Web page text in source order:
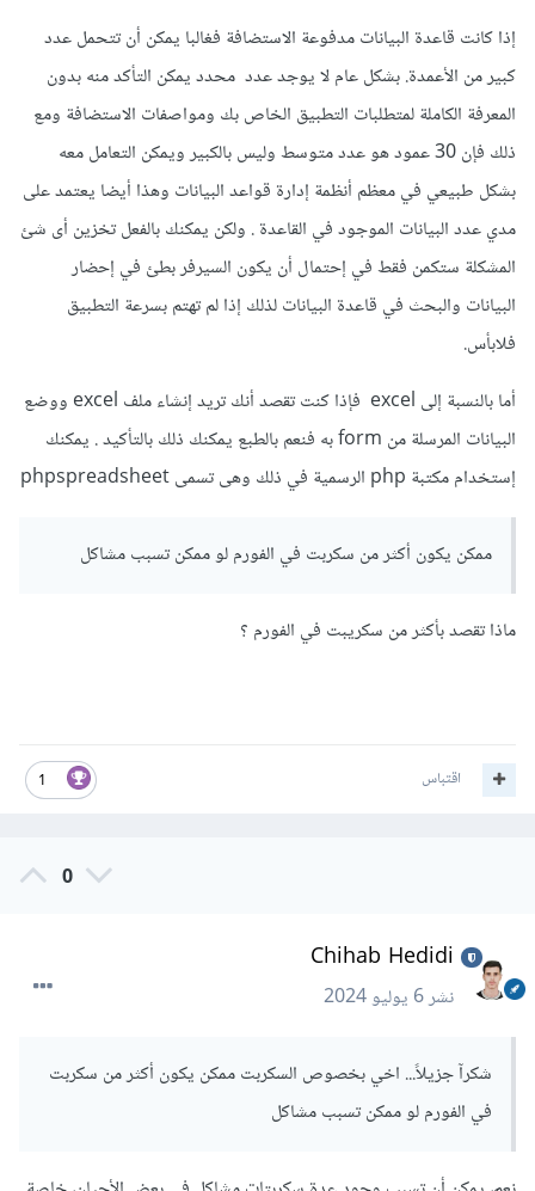
إذا كانت قاعدة البيانات مدفوعة الاستضافة فغالبا يمكن أن تتحمل عدد
كبير من الأعمدة. بشكل عام لا يوجد عدد محدد يمكن التأكد منه بدون
المعرفة الكاملة لمتطلبات التطبيق الخاص بك ومواصفات الاستضافة ومع
ذلك فإن 30 عمود هو عدد متوسط وليس بالكبير ويمكن التعامل معه
بشكل طبيعي في معظم أنظمة إدارة قواعد البيانات وهذا أيضا يعتمد على
مدي عدد البيانات الموجود في القاعدة . ولكن يمكنك بالفعل تخزين أى شئ
المشكلة ستكمن فقط في إحتمال أن يكون السيرفر بطئ في إحضار
البيانات والبحث في قاعدة البيانات لذلك إذا لم تهتم بسرعة التطبيق
فلابأس.
أما بالنسبة إلى excel فإذا كنت تقصد أنك تريد إنشاء ملف excel ووضع
البيانات المرسلة من form به فنعم بالطبع يمكنك ذلك بالتأكيد . يمكنك
إستخدام مكتبة php الرسمية في ذلك وهى تسمى phpspreadsheet
ممكن يكون أكثر من سكربت في الفورم لو ممكن تسبب مشاكل
ماذا تقصد بأكثر من سكريبت في الفورم ؟
1 اقتباس
0
Chihab Hedidi
نشر6 يوليو 2024
شكرآ جزيلاً... اخي بخصوص السكربت ممكن يكون أكثر من سكربت
في الفورم لو ممكن تسبب مشاكل